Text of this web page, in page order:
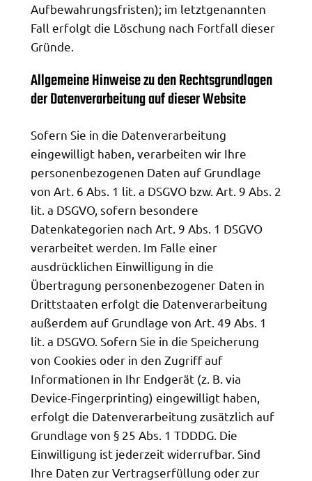
Aufbewahrungsfristen); im letztgenannten
Fall erfolgt die Löschung nach Fortfall dieser
Gründe.
Allgemeine Hinweise zu den Rechtsgrundlagen
der Datenverarbeitung auf dieser Website
Sofern Sie in die Datenverarbeitung
eingewilligt haben, verarbeiten wir Ihre
personenbezogenen Daten auf Grundlage
von Art. 6 Abs. 1 lit. a DSGVO bzw. Art. 9 Abs. 2
lit. a DSGVO, sofern besondere
Datenkategorien nach Art. 9 Abs. 1 DSGVO
verarbeitet werden. Im Falle einer
ausdrücklichen Einwilligung in die
Übertragung personenbezogener Daten in
Drittstaaten erfolgt die Datenverarbeitung
außerdem auf Grundlage von Art. 49 Abs. 1
lit. a DSGVO. Sofern Sie in die Speicherung
von Cookies oder in den Zugriff auf
Informationen in Ihr Endgerät (z. B. via
Device-Fingerprinting) eingewilligt haben,
erfolgt die Datenverarbeitung zusätzlich auf
Grundlage von § 25 Abs. 1 TDDDG. Die
Einwilligung ist jederzeit widerrufbar. Sind
Ihre Daten zur Vertragserfüllung oder zur